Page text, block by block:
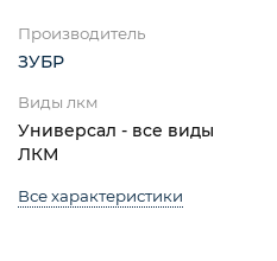
Производитель
ЗУБР
Виды лкм
Универсал - все виды
ЛКМ
Все характеристики